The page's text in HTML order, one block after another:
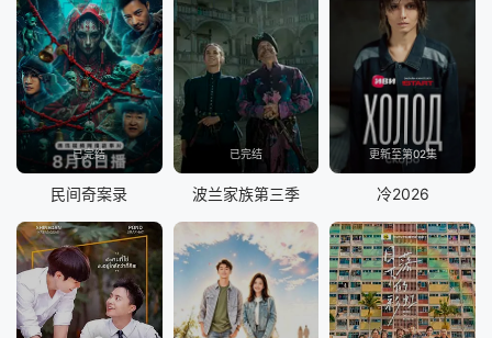
已完结
民间奇案录
已完结
波兰家族第三季
更新至第02集
冷2026